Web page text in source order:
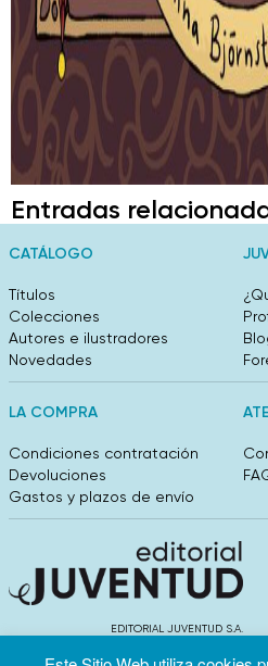
Entradas
CATÁLOGO
Títulos
Colecciones
Autores e ilustradores
Novedades
LA COMPRA
Condiciones contratación
Devoluciones
Gastos y plazos de envío
EDITORIAL JUVENTUD S.A.